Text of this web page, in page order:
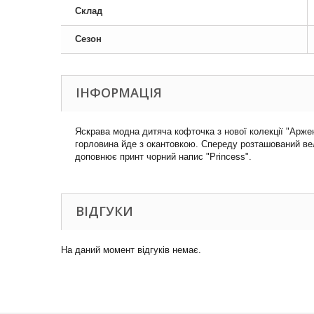
Склад
Сезон
ІНФОРМАЦІЯ
Яскрава модна дитяча кофточка з нової колекції
горловина йде з окантовкою. Спереду розташований
доповнює принт чорний напис "Princess".
ВІДГУКИ
На даний момент відгуків немає.